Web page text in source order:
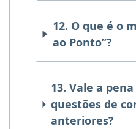
12. O que é o
ao Ponto”?
13. Vale a
questões de
anteriores?